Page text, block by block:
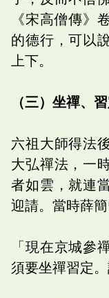
《宋高僧傳》
的德行，可以
上下。
（三）坐禪、
六祖大師得法
大弘禪法，一
者如雲，就連
迎請。當時薛
「現在京城參
須要坐禪習定